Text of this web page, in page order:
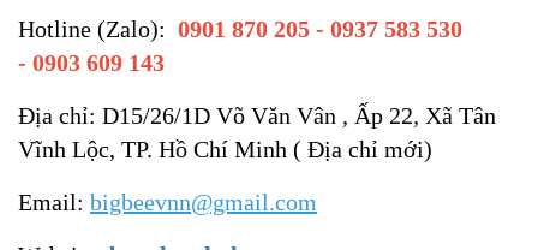
Hotline (Zalo): 0901 870 205 - 0937 583 530
- 0903 609 143
Địa chỉ: D15/26/1D Võ Văn Vân , Ấp 22, Xã Tân
Vĩnh Lộc, TP. Hồ Chí Minh ( Địa chỉ mới)
Email: bigbeevnn@gmail.com